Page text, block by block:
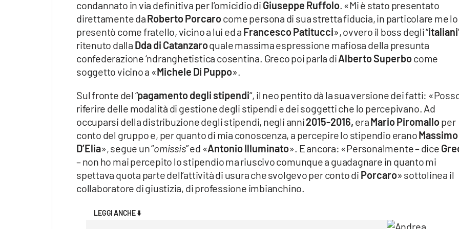
condannato in via definitiva per l’omicidio di Giuseppe Ruffolo. «Mi è stato presentato
direttamente daRoberto Porcarocome persona di sua stretta fiducia, in particolare me lo
presentò come fratello, vicino a lui ed a Francesco Patitucci», ovvero il boss degli “italiani
ritenuto dalla Dda di Catanzaroquale massima espressione mafiosa della presunta
confederazione ‘ndranghetistica cosentina. Greco poi parla diAlberto Superbocome
soggetto vicino a «Michele Di Puppo».
Sul fronte del “pagamento degli stipendi“, il neo pentito dà la sua versione dei fatti:
riferire delle modalità di gestione degli stipendi e dei soggetti che lo percepivano. Ad
occuparsi della distribuzione degli stipendi, negli anni2015-2016, eraMario Piromalloper
conto del gruppo e, per quanto di mia conoscenza, a percepire lo stipendio eranoMassimo
D’Elia», segue un “omissis” ed «Antonio Illuminato». E ancora: «Personalmente – dice
– non ho mai percepito lo stipendio ma riuscivo comunque a guadagnare in quanto mi
spettava quota parte dell’attività di usura che svolgevo per conto di Porcaro» sottolinea il
collaboratore di giustizia, di professione imbianchino.
LEGGI ANCHE ⬇️